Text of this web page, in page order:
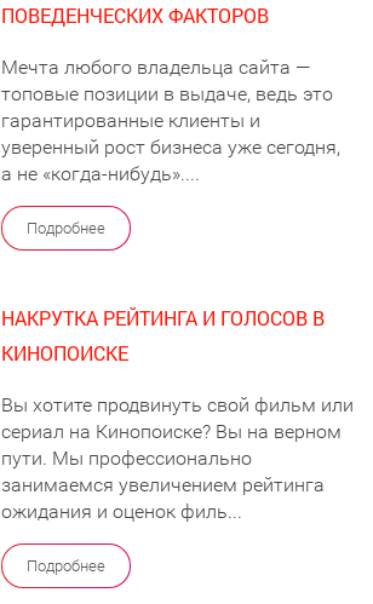
ПОВЕДЕНЧЕСКИХ ФАКТОРОВ
Мечта любого владельца сайта —
топовые позиции в выдаче, ведь это
гарантированные клиенты и
уверенный рост бизнеса уже сегодня,
а не «когда-нибудь»....
Подробнее
НАКРУТКА РЕЙТИНГА И ГОЛОСОВ В
КИНОПОИСКЕ
Вы хотите продвинуть свой фильм или
сериал на Кинопоиске? Вы на верном
пути. Мы профессионально
занимаемся увеличением рейтинга
ожидания и оценок филь...
Подробнее